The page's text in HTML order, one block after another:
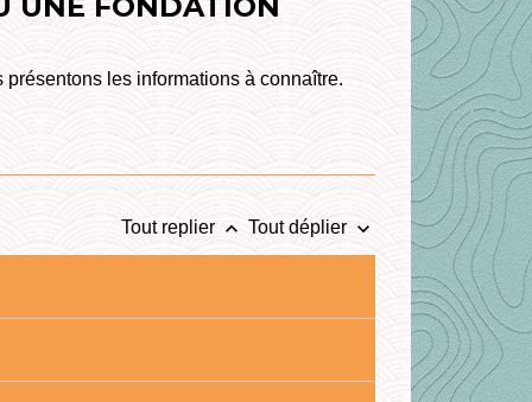
les informations à connaître.
Tout replier keyboard_arrow_up Tout déplier keyboard_arrow_down